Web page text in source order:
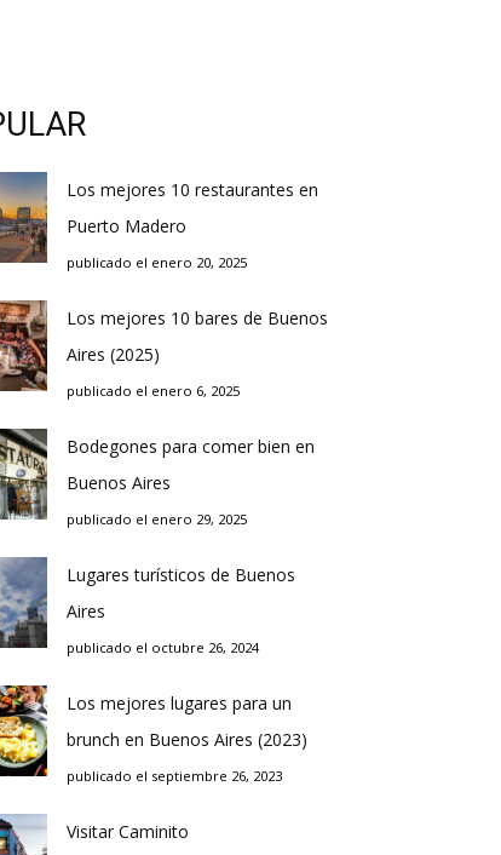
Los mejores 10 restaurantes en
Puerto Madero
publicado el enero 20, 2025
Los mejores 10 bares de Buenos
Aires (2025)
publicado el enero 6, 2025
Bodegones para comer bien en
Buenos Aires
publicado el enero 29, 2025
Lugares turísticos de Buenos
Aires
publicado el octubre 26, 2024
Los mejores lugares para un
brunch en Buenos Aires (2023)
publicado el septiembre 26, 2023
Visitar Caminito